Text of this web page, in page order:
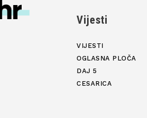
Vijesti
VIJESTI
OGLASNA PLOČA
DAJ 5
CESARICA